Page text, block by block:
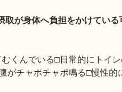
が身体へ負担をかけている
くんでいる□日常的にトイ
がチャポチャポ鳴る□慢性的